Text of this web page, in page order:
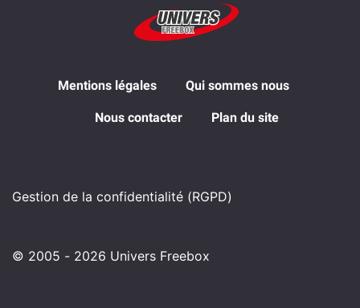
Mentions légales Qui sommes nous
Nous contacter Plan du site
Gestion de la confidentialité (RGPD)
© 2005 - 2026 Univers Freebox